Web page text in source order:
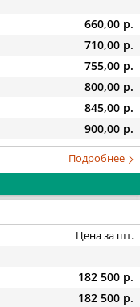
660,00 р.
710,00 р.
755,00 р.
800,00 р.
845,00 р.
900,00 р.
Подробнее
Цена за шт.
182 500 р.
182 500 р.